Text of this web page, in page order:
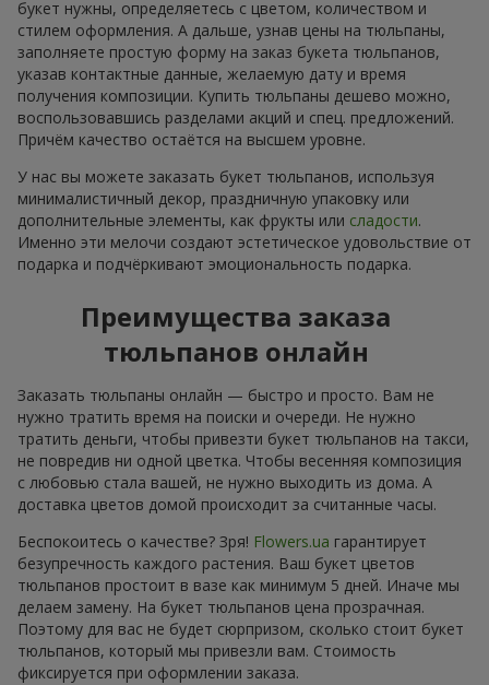
букет нужны, определяетесь с цветом, количеством и
стилем оформления. А дальше, узнав цены на тюльпаны,
заполняете простую форму на заказ букета тюльпанов,
указав контактные данные, желаемую дату и время
получения композиции. Купить тюльпаны дешево можно,
воспользовавшись разделами акций и спец. предложений.
Причём качество остаётся на высшем уровне.
У нас вы можете заказать букет тюльпанов, используя
минималистичный декор, праздничную упаковку или
дополнительные элементы, как фрукты или сладости.
Именно эти мелочи создают эстетическое удовольствие от
подарка и подчёркивают эмоциональность подарка.
Преимущества заказа
тюльпанов онлайн
Заказать тюльпаны онлайн — быстро и просто. Вам не
нужно тратить время на поиски и очереди. Не нужно
тратить деньги, чтобы привезти букет тюльпанов на такси,
не повредив ни одной цветка. Чтобы весенняя композиция
с любовью стала вашей, не нужно выходить из дома. А
доставка цветов домой происходит за считанные часы.
Беспокоитесь о качестве? Зря! Flowers.ua гарантирует
безупречность каждого растения. Ваш букет цветов
тюльпанов простоит в вазе как минимум 5 дней. Иначе мы
делаем замену. На букет тюльпанов цена прозрачная.
Поэтому для вас не будет сюрпризом, сколько стоит букет
тюльпанов, который мы привезли вам. Стоимость
фиксируется при оформлении заказа.